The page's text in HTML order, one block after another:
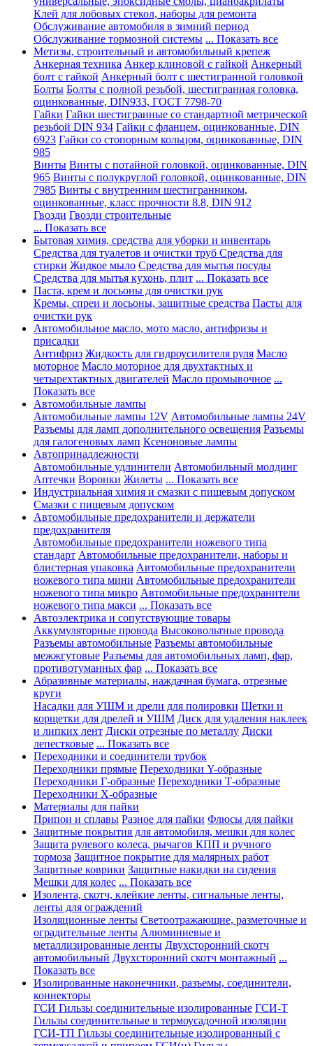
Клей для лобовых стекол, наборы для ремонта
Обслуживание автомобиля в зимний период
Обслуживание тормозной системы ... Показать все
Метизы, строительный и автомобильный крепеж
Анкерная техника Анкер клиновой с гайкой Анкерный
болт с гайкой Анкерный болт с шестигранной головкой
Болты Болты с полной резьбой, шестигранная головка,
оцинкованные, DIN933, ГОСТ 7798-70
Гайки Гайки шестигранные со стандартной метрической
резьбой DIN 934 Гайки с фланцем, оцинкованные, DIN
6923 Гайки со стопорным кольцом, оцинкованные, DIN
985
Винты Винты с потайной головкой, оцинкованные, DIN
965 Винты с полукруглой головкой, оцинкованные, DIN
7985 Винты с внутренним шестигранником,
оцинкованные, класс прочности 8.8, DIN 912
Гвозди Гвозди строительные
... Показать все
Бытовая химия, средства для уборки и инвентарь
Средства для туалетов и очистки труб Средства для
стирки Жидкое мыло Средства для мытья посуды
Средства для мытья кухонь, плит ... Показать все
Паста, крем и лосьоны для очистки рук
Кремы, спреи и лосьоны, защитные средства Пасты для
очистки рук
Автомобильное масло, мото масло, антифризы и
присадки
Антифриз Жидкость для гидроусилителя руля Масло
моторное Масло моторное для двухтактных и
четырехтактных двигателей Масло промывочное ...
Показать все
Автомобильные лампы
Автомобильные лампы 12V Автомобильные лампы 24V
Разъемы для ламп дополнительного освещения Разъемы
для галогеновых ламп Ксеноновые лампы
Автопринадлежности
Автомобильные удлинители Автомобильный молдинг
Аптечки Воронки Жилеты ... Показать все
Индустриальная химия и смазки с пищевым допуском
Смазки с пищевым допуском
Автомобильные предохранители и держатели
предохранителя
Автомобильные предохранители ножевого типа
стандарт Автомобильные предохранители, наборы и
блистерная упаковка Автомобильные предохранители
ножевого типа мини Автомобильные предохранители
ножевого типа микро Автомобильные предохранители
ножевого типа макси ... Показать все
Автоэлектрика и сопутствующие товары
Аккумуляторные провода Высоковольтные провода
Разъемы автомобильные Разъемы автомобильные
межжгутовые Разъемы для автомобильных ламп, фар,
противотуманных фар ... Показать все
Абразивные материалы, наждачная бумага, отрезные
круги
Насадки для УШМ и дрели для полировки Щетки и
корщетки для дрелей и УШМ Диск для удаления наклеек
и липких лент Диски отрезные по металлу Диски
лепестковые ... Показать все
Переходники и соединители трубок
Переходники прямые Переходники Y-образные
Переходники Г-образные Переходники Т-образные
Переходники Х-образные
Материалы для пайки
Припои и сплавы Разное для пайки Флюсы для пайки
Защитные покрытия для автомобиля, мешки для колес
Защита рулевого колеса, рычагов КПП и ручного
тормоза Защитное покрытие для малярных работ
Защитные коврики Защитные накидки на сидения
Мешки для колес ... Показать все
Изолента, скотч, клейкие ленты, сигнальные ленты,
ленты для ограждений
Изоляционные ленты Светоотражающие, разметочные и
оградительные ленты Алюминиевые и
металлизированные ленты Двухсторонний скотч
автомобильный Двухсторонний скотч монтажный ...
Показать все
Изолированные наконечники, разъемы, соединители,
коннекторы
ГСИ Гильзы соединительные изолированные ГСИ-Т
Гильзы соединительные в термоусадочной изоляции
ГСИ-ТП Гильзы соединительные изолированный с